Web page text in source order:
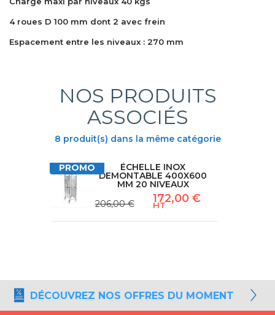
NOS PRODUITS
ASSOCIÉS
8 produit(s) dans la même catégorie
ÉCHELLE INOX
DEMONTABLE 400X600
MM 20 NIVEAUX
206,00 €
172,00 €
HT
PROMO
4 roues D 100 mm dont 2 avec frein
Espacement entre les niveaux : 270 mm
DÉCOUVREZ NOS OFFRES DU MOMENT